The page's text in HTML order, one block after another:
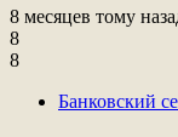
8 месяцев тому
8
8
Банковский